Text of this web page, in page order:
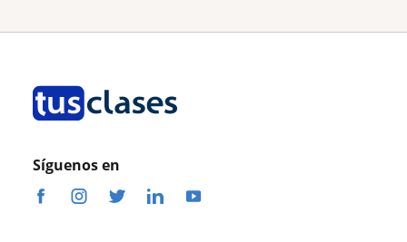
Síguenos en